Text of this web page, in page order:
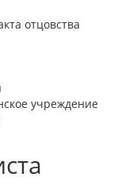
отцовства
учреждение